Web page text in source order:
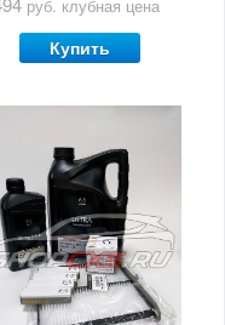
руб. клубная цена
Купить